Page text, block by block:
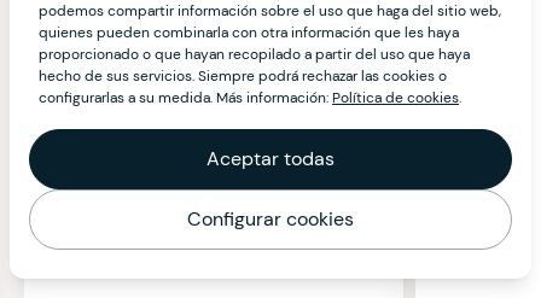
podemos compartir información sobre el uso que haga del sitio web,
quienes pueden combinarla con otra información que les haya
proporcionado o que hayan recopilado a partir del uso que haya
hecho de sus servicios. Siempre podrá rechazar las cookies o
configurarlas a su medida. Más información:Política de cookies.
Aceptar todas
Configurar cookies